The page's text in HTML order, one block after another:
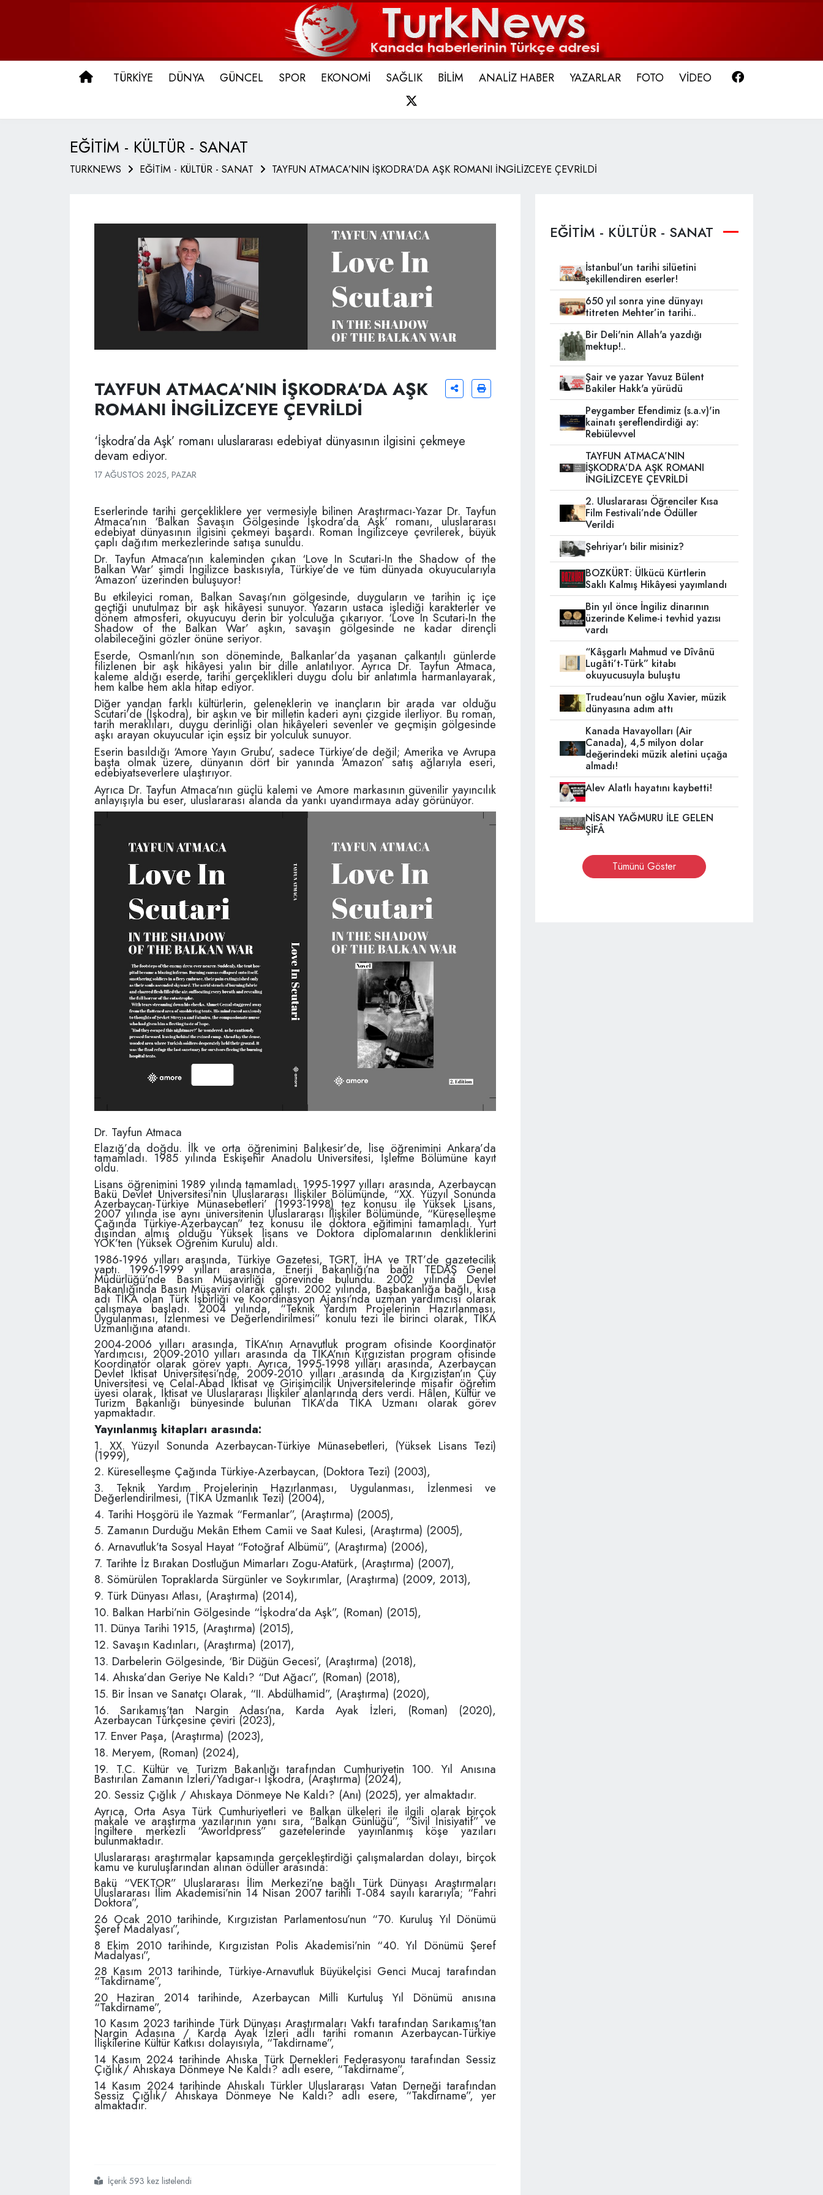
ANA SAYFA
TÜRKİYE DÜNYA GÜNCEL SPOR EKONOMİ SAĞLIK BİLİM ANALİZ HABER YAZARLAR FOTO VİDEO
EĞİTİM - KÜLTÜR - SANAT
TURKNEWS EĞİTİM - KÜLTÜR - SANAT TAYFUN ATMACA’NIN İŞKODRA’DA AŞK ROMANI İNGİLİZCEYE ÇEVRİLDİ
TAYFUN ATMACA’NIN İŞKODRA’DA AŞK
ROMANI İNGİLİZCEYE ÇEVRİLDİ
‘İşkodra’da Aşk’ romanı uluslararası edebiyat dünyasının ilgisini çekmeye
devam ediyor.
17 AĞUSTOS 2025, PAZAR
Eserlerinde tarihi gerçekliklere yer vermesiyle bilinen Araştırmacı-Yazar Dr. Tayfun
Atmaca’nın ‘Balkan Savaşın Gölgesinde İşkodra’da Aşk’ romanı, uluslararası
edebiyat dünyasının ilgisini çekmeyi başardı. Roman İngilizceye çevrilerek, büyük
çaplı dağıtım merkezlerinde satışa sunuldu.
Dr. Tayfun Atmaca’nın kaleminden çıkan ‘Love In Scutari-In the Shadow of the
Balkan War’ şimdi İngilizce baskısıyla, Türkiye’de ve tüm dünyada okuyucularıyla
‘Amazon’ üzerinden buluşuyor!
Bu etkileyici roman, Balkan Savaşı’nın gölgesinde, duyguların ve tarihin iç içe
geçtiği unutulmaz bir aşk hikâyesi sunuyor. Yazarın ustaca işlediği karakterler ve
dönem atmosferi, okuyucuyu derin bir yolculuğa çıkarıyor. ‘Love In Scutari-In the
Shadow of the Balkan War’ aşkın, savaşın gölgesinde ne kadar dirençli
olabileceğini gözler önüne seriyor.
Eserde, Osmanlı’nın son döneminde, Balkanlar’da yaşanan çalkantılı günlerde
filizlenen bir aşk hikâyesi yalın bir dille anlatılıyor. Ayrıca Dr. Tayfun Atmaca,
kaleme aldığı eserde, tarihi gerçeklikleri duygu dolu bir anlatımla harmanlayarak,
hem kalbe hem akla hitap ediyor.
Diğer yandan farklı kültürlerin, geleneklerin ve inançların bir arada var olduğu
Scutari’de (İşkodra), bir aşkın ve bir milletin kaderi aynı çizgide ilerliyor. Bu roman,
tarih meraklıları, duygu derinliği olan hikâyeleri sevenler ve geçmişin gölgesinde
aşkı arayan okuyucular için eşsiz bir yolculuk sunuyor.
Eserin basıldığı ‘Amore Yayın Grubu’, sadece Türkiye’de değil; Amerika ve Avrupa
başta olmak üzere, dünyanın dört bir yanında ‘Amazon’ satış ağlarıyla eseri,
edebiyatseverlere ulaştırıyor.
Ayrıca Dr. Tayfun Atmaca’nın güçlü kalemi ve Amore markasının güvenilir yayıncılık
anlayışıyla bu eser, uluslararası alanda da yankı uyandırmaya aday görünüyor.
Dr. Tayfun Atmaca
Elazığ’da doğdu. İlk ve orta öğrenimini Balıkesir’de, lise öğrenimini Ankara’da
tamamladı. 1985 yılında Eskişehir Anadolu Üniversitesi, İşletme Bölümüne kayıt
oldu.
Lisans öğrenimini 1989 yılında tamamladı. 1995-1997 yılları arasında, Azerbaycan
Bakü Devlet Üniversitesi’nin Uluslararası İlişkiler Bölümünde, “XX. Yüzyıl Sonunda
Azerbaycan-Türkiye Münasebetleri’ (1993-1998) tez konusu ile Yüksek Lisans,
2007 yılında ise aynı üniversitenin Uluslararası İlişkiler Bölümünde, “Küreselleşme
Çağında Türkiye-Azerbaycan” tez konusu ile doktora eğitimini tamamladı. Yurt
dışından almış olduğu Yüksek lisans ve Doktora diplomalarının denkliklerini
YÖK’ten (Yüksek Öğrenim Kurulu) aldı.
1986-1996 yılları arasında, Türkiye Gazetesi, TGRT, İHA ve TRT’de gazetecilik
yaptı. 1996-1999 yılları arasında, Enerji Bakanlığı’na bağlı TEDAŞ Genel
Müdürlüğü’nde Basın Müşavirliği görevinde bulundu. 2002 yılında Devlet
Bakanlığında Basın Müşaviri olarak çalıştı. 2002 yılında, Başbakanlığa bağlı, kısa
adı TİKA olan Türk İşbirliği ve Koordinasyon Ajansı’nda uzman yardımcısı olarak
çalışmaya başladı. 2004 yılında, “Teknik Yardım Projelerinin Hazırlanması,
Uygulanması, İzlenmesi ve Değerlendirilmesi” konulu tezi ile birinci olarak, TİKA
Uzmanlığına atandı.
2004-2006 yılları arasında, TİKA’nın Arnavutluk program ofisinde Koordinatör
Yardımcısı, 2009-2010 yılları arasında da TİKA’nın Kırgızistan program ofisinde
Koordinatör olarak görev yaptı. Ayrıca, 1995-1998 yılları arasında, Azerbaycan
Devlet İktisat Üniversitesi’nde, 2009-2010 yılları arasında da Kırgızistan’ın Çüy
Üniversitesi ve Celal-Abad İktisat ve Girişimcilik Üniversitelerinde misafir öğretim
üyesi olarak, İktisat ve Uluslararası İlişkiler alanlarında ders verdi. Hâlen, Kültür ve
Turizm Bakanlığı bünyesinde bulunan TİKA’da TİKA Uzmanı olarak görev
yapmaktadır.
Yayınlanmış kitapları arasında:
1. XX. Yüzyıl Sonunda Azerbaycan-Türkiye Münasebetleri, (Yüksek Lisans Tezi)
(1999),
2. Küreselleşme Çağında Türkiye-Azerbaycan, (Doktora Tezi) (2003),
3. Teknik Yardım Projelerinin Hazırlanması, Uygulanması, İzlenmesi ve
Değerlendirilmesi, (TİKA Uzmanlık Tezi) (2004),
4. Tarihi Hoşgörü ile Yazmak “Fermanlar”, (Araştırma) (2005),
5. Zamanın Durduğu Mekân Ethem Camii ve Saat Kulesi, (Araştırma) (2005),
6. Arnavutluk’ta Sosyal Hayat “Fotoğraf Albümü”, (Araştırma) (2006),
7. Tarihte İz Bırakan Dostluğun Mimarları Zogu-Atatürk, (Araştırma) (2007),
8. Sömürülen Topraklarda Sürgünler ve Soykırımlar, (Araştırma) (2009, 2013),
9. Türk Dünyası Atlası, (Araştırma) (2014),
10. Balkan Harbi’nin Gölgesinde “İşkodra’da Aşk”, (Roman) (2015),
11. Dünya Tarihi 1915, (Araştırma) (2015),
12. Savaşın Kadınları, (Araştırma) (2017),
13. Darbelerin Gölgesinde, ‘Bir Düğün Gecesi’, (Araştırma) (2018),
14. Ahıska’dan Geriye Ne Kaldı? “Dut Ağacı”, (Roman) (2018),
15. Bir İnsan ve Sanatçı Olarak, “II. Abdülhamid”, (Araştırma) (2020),
16. Sarıkamış’tan Nargin Adası’na, Karda Ayak İzleri, (Roman) (2020),
Azerbaycan Türkçesine çeviri (2023),
17. Enver Paşa, (Araştırma) (2023),
18. Meryem, (Roman) (2024),
19. T.C. Kültür ve Turizm Bakanlığı tarafından Cumhuriyetin 100. Yıl Anısına
Bastırılan Zamanın İzleri/Yadıgar-ı İşkodra, (Araştırma) (2024),
20. Sessiz Çığlık / Ahıskaya Dönmeye Ne Kaldı? (Anı) (2025), yer almaktadır.
Ayrıca, Orta Asya Türk Cumhuriyetleri ve Balkan ülkeleri ile ilgili olarak birçok
makale ve araştırma yazılarının yanı sıra, “Balkan Günlüğü”, “Sivil İnisiyatif” ve
İngiltere merkezli “Aworldpress” gazetelerinde yayınlanmış köşe yazıları
bulunmaktadır.
Uluslararası araştırmalar kapsamında gerçekleştirdiği çalışmalardan dolayı, birçok
kamu ve kuruluşlarından alınan ödüller arasında:
Bakü “VEKTOR” Uluslararası İlim Merkezi’ne bağlı Türk Dünyası Araştırmaları
Uluslararası İlim Akademisi’nin 14 Nisan 2007 tarihli T-084 sayılı kararıyla; “Fahri
Doktora”,
26 Ocak 2010 tarihinde, Kırgızistan Parlamentosu’nun “70. Kuruluş Yıl Dönümü
Şeref Madalyası”,
8 Ekim 2010 tarihinde, Kırgızistan Polis Akademisi’nin “40. Yıl Dönümü Şeref
Madalyası”,
28 Kasım 2013 tarihinde, Türkiye-Arnavutluk Büyükelçisi Genci Mucaj tarafından
“Takdirname”,
20 Haziran 2014 tarihinde, Azerbaycan Milli Kurtuluş Yıl Dönümü anısına
“Takdirname”,
10 Kasım 2023 tarihinde Türk Dünyası Araştırmaları Vakfı tarafından Sarıkamış’tan
Nargin Adasına / Karda Ayak İzleri adlı tarihi romanın Azerbaycan-Türkiye
İlişkilerine Kültür Katkısı dolayısıyla, “Takdirname”,
14 Kasım 2024 tarihinde Ahıska Türk Dernekleri Federasyonu tarafından Sessiz
Çığlık/ Ahıskaya Dönmeye Ne Kaldı? adlı esere, “Takdirname”,
14 Kasım 2024 tarihinde Ahıskalı Türkler Uluslararası Vatan Derneği tarafından
Sessiz Çığlık/ Ahıskaya Dönmeye Ne Kaldı? adlı esere, “Takdirname”, yer
almaktadır.
#tayfun atmaca
#işkodra
# İçerik 593 kez listelendi
EĞİTİM - KÜLTÜR - SANAT
İstanbul’un tarihi silüetini
şekillendiren eserler!
650 yıl sonra yine dünyayı
titreten Mehter’in tarihi..
Bir Deli'nin Allah'a yazdığı
mektup!..
Şair ve yazar Yavuz Bülent
Bakiler Hakk'a yürüdü
Peygamber Efendimiz (s.a.v)'in
kainatı şereflendirdiği ay:
Rebiülevvel
TAYFUN ATMACA’NIN
İŞKODRA’DA AŞK ROMANI
İNGİLİZCEYE ÇEVRİLDİ
2. Uluslararası Öğrenciler Kısa
Film Festivali’nde Ödüller
Verildi
Şehriyar'ı bilir misiniz?
BOZKÜRT: Ülkücü Kürtlerin
Saklı Kalmış Hikâyesi yayımlandı
Bin yıl önce İngiliz dinarının
üzerinde Kelime-i tevhid yazısı
vardı
“Kâşgarlı Mahmud ve Dîvânü
Lugâti’t-Türk” kitabı
okuyucusuyla buluştu
Trudeau'nun oğlu Xavier, müzik
dünyasına adım attı
Kanada Havayolları (Air
Canada), 4,5 milyon dolar
değerindeki müzik aletini uçağa
almadı!
Alev Alatlı hayatını kaybetti!
NİSAN YAĞMURU İLE GELEN
ŞİFÂ
Tümünü Göster